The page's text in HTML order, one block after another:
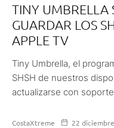
TINY UMBRELLA
GUARDAR LOS
APPLE TV
Tiny Umbrella, el
SHSH de nuestros
actualizarse con
CostaXtreme 22